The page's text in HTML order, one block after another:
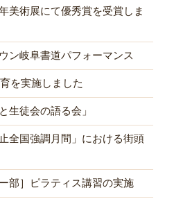
美術展にて優秀賞を受賞しま
ン岐阜書道パフォーマンス
を実施しました
生徒会の語る会」
全国強調月間」における街頭
部］ピラティス講習の実施